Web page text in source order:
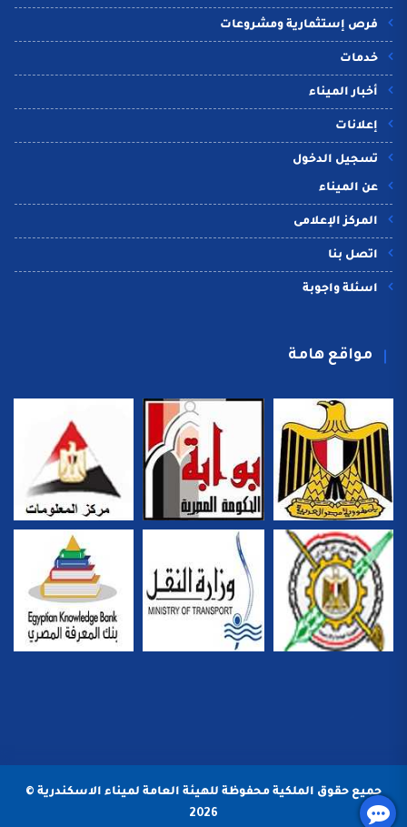
فرص إستثمارية ومشروعات
خدمات
أخبار الميناء
إعلانات
تسجيل الدخول
عن الميناء
المركز الإعلامى
اتصل بنا
اسئلة واجوبة
مواقع هامة
جميع حقوق الملكية محفوظة للهيئة العامة لميناء الاسكندرية ©
2026